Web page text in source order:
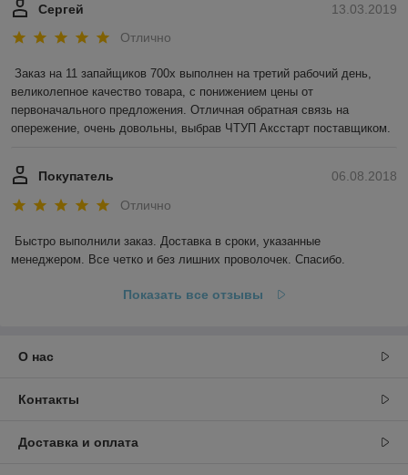
13.03.2019
Сергей
Отлично
Заказ на 11 запайщиков 700х выполнен на третий рабочий день,
великолепное качество товара, с понижением цены от
первоначального предложения. Отличная обратная связь на
опережение, очень довольны, выбрав ЧТУП Аксстарт поставщиком.
06.08.2018
Покупатель
Отлично
Быстро выполнили заказ. Доставка в сроки, указанные
менеджером. Все четко и без лишних проволочек. Спасибо.
Показать все отзывы
О нас
Контакты
Доставка и оплата